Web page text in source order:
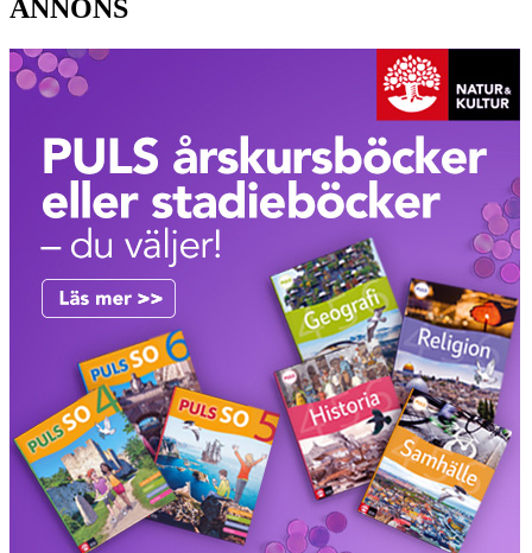
ANNONS